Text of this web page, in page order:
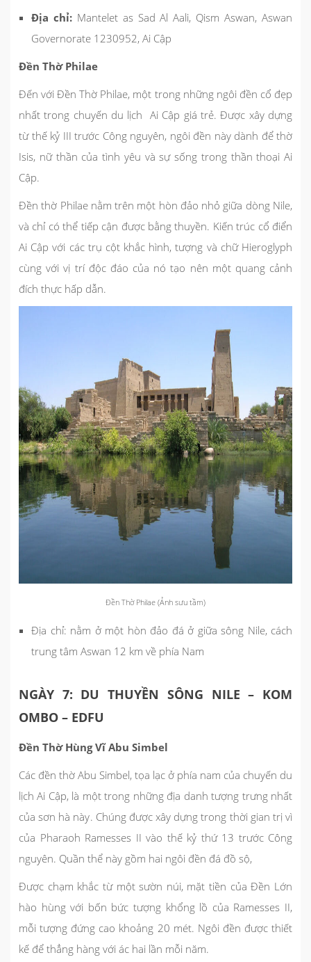
Địa chỉ: Mantelet as Sad Al Aali, Qism Aswan, Aswan
Governorate 1230952, Ai Cập
Đền Thờ Philae
Đến với Đền Thờ Philae, một trong những ngôi đền cổ đẹp
nhất trong chuyến du lịch Ai Cập giá trẻ. Được xây dựng
từ thế kỷ III trước Công nguyên, ngôi đền này dành để thờ
Isis, nữ thần của tình yêu và sự sống trong thần thoại Ai
Cập.
Đền thờ Philae nằm trên một hòn đảo nhỏ giữa dòng Nile,
và chỉ có thể tiếp cận được bằng thuyền. Kiến trúc cổ điển
Ai Cập với các trụ cột khắc hình, tượng và chữ Hieroglyph
cùng với vị trí độc đáo của nó tạo nên một quang cảnh
đích thực hấp dẫn.
Đền Thờ Philae (Ảnh sưu tầm)
Địa chỉ: nằm ở một hòn đảo đá ở giữa sông Nile, cách
trung tâm Aswan 12 km về phía Nam
NGÀY 7: DU THUYỀN SÔNG NILE – KOM
OMBO – EDFU
Đền Thờ Hùng Vĩ Abu Simbel
Các đền thờ Abu Simbel, tọa lạc ở phía nam của chuyến du
lịch Ai Cập, là một trong những địa danh tượng trưng nhất
của sơn hà này. Chúng được xây dựng trong thời gian trị vì
của Pharaoh Ramesses II vào thế kỷ thứ 13 trước Công
nguyên. Quần thể này gồm hai ngôi đền đá đồ sộ,
Được chạm khắc từ một sườn núi, mặt tiền của Đền Lớn
hào hùng với bốn bức tượng khổng lồ của Ramesses II,
mỗi tượng đứng cao khoảng 20 mét. Ngôi đền được thiết
kế để thẳng hàng với ác hai lần mỗi năm.